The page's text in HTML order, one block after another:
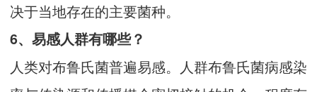
决于当地存在的主要菌种。
6、易感人群有哪些？
人类对布鲁氏菌普遍易感。人群布鲁氏菌病感染